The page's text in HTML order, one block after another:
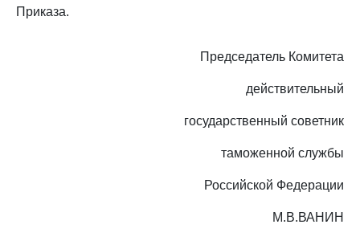
Приказа.
Председатель Комитета
действительный
государственный советник
таможенной службы
Российской Федерации
М.В.ВАНИН